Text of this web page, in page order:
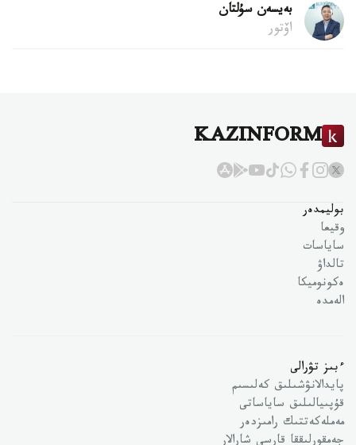
بەيسەن سۇلتان
اۆتور
KAZINFORM
بوليمدەر
وقيعا
ساياسات
تالداۋ
ەكونوميكا
الەمدە
ءبىز تۋرالى
پايدالانۋشىلىق كەلىسىم
قۇپىيالىلىق ساياساتى
مەملەكەتتىك رامىزدەر